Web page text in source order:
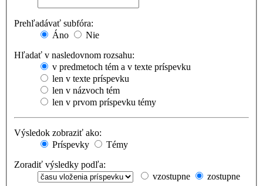
Prehľadávať subfóra:
Áno
Nie
Hľadať v nasledovnom rozsahu:
v predmetoch tém a v texte príspevku
len v texte príspevku
len v názvoch tém
len v prvom príspevku témy
Výsledok zobraziť ako:
Príspevky
Témy
Zoradiť výsledky podľa:
vzostupne
zostupne